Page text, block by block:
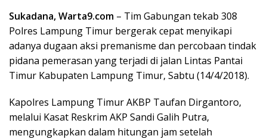
Sukadana, Warta9.com – Tim Gabungan tekab 308
Polres Lampung Timur bergerak cepat menyikapi
adanya dugaan aksi premanisme dan percobaan tindak
pidana pemerasan yang terjadi di jalan Lintas Pantai
Timur Kabupaten Lampung Timur, Sabtu (14/4/2018).
Kapolres Lampung Timur AKBP Taufan Dirgantoro,
melalui Kasat Reskrim AKP Sandi Galih Putra,
mengungkapkan dalam hitungan jam setelah